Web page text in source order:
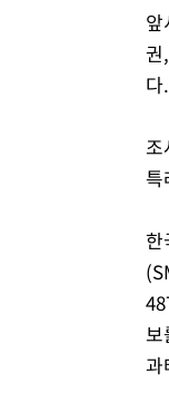
권
다.
특
과